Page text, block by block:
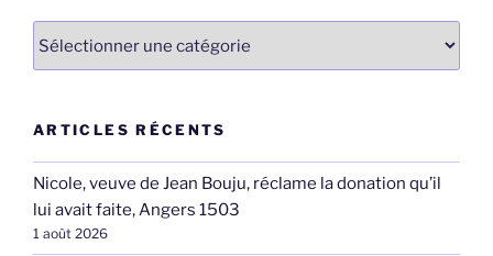
ARTICLES RÉCENTS
Nicole, veuve de Jean Bouju, réclame la donation qu’il
lui avait faite, Angers 1503
1 août 2026